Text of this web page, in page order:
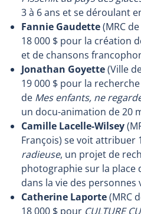
3 à 6 ans et se déroulant
Fannie Gaudette(MRC
18 000 $ pour la création
et de chansons
Jonathan Goyette(Ville
19 000 $ pour la
de Mes enfants, ne
un docu-animation de 20
Camille Lacelle-Wilsey
François) se voit attribuer
radieuse, un projet de
photographie sur la place
dans la vie des personnes
Catherine Laporte(MRC
18 000 $ pour CULTURE